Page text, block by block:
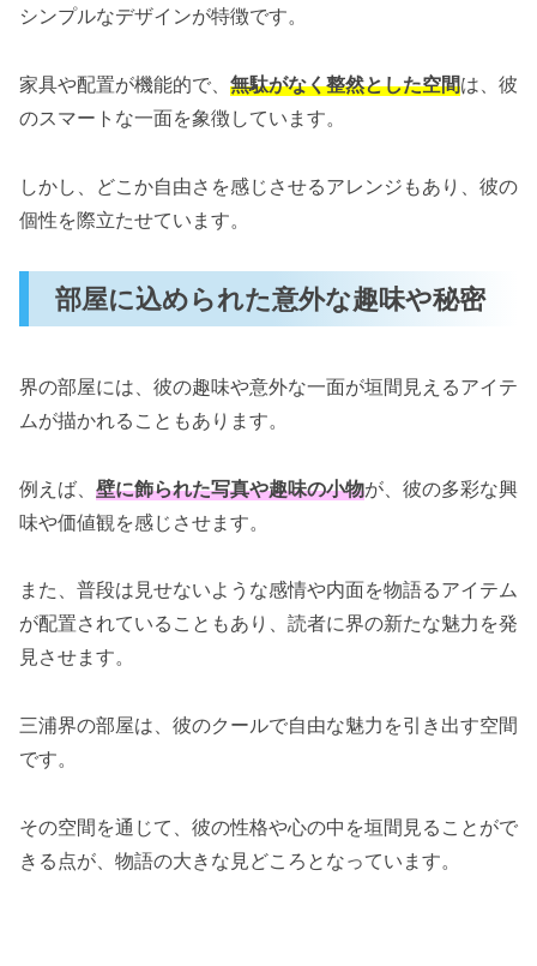
シンプルなデザインが特徴です。
家具や配置が機能的で、 無駄がなく整然とした空間は、彼
のスマートな一面を象徴しています。
しかし、どこか自由さを感じさせるアレンジもあり、彼の
個性を際立たせています。
部屋に込められた意外な趣味や秘密
界の部屋には、彼の趣味や意外な一面が垣間見えるアイテ
ムが描かれることもあります。
例えば、 壁に飾られた写真や趣味の小物が、彼の多彩な興
味や価値観を感じさせます。
また、普段は見せないような感情や内面を物語るアイテム
が配置されていることもあり、読者に界の新たな魅力を発
見させます。
三浦界の部屋は、彼のクールで自由な魅力を引き出す空間
です。
その空間を通じて、彼の性格や心の中を垣間見ることがで
きる点が、物語の大きな見どころとなっています。